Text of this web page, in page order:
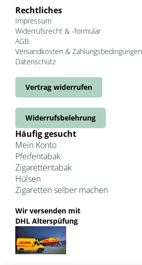
Rechtliches
Impressum
Widerrufsrecht & -formular
AGB
Versandkosten & Zahlungsbedingungen
Datenschutz
Vertrag widerrufen
Widerrufsbelehrung
Häufig gesucht
Mein Konto
Pfeifentabak
Zigarettentabak
Hülsen
Zigaretten selber machen
Wir versenden mit
DHL Alterspüfung